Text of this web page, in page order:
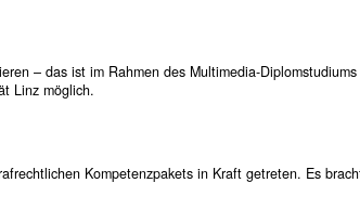
– das ist im Rahmen des Multimedia-Diplomstudiums
Linz möglich.
Kompetenzpakets in Kraft getreten. Es